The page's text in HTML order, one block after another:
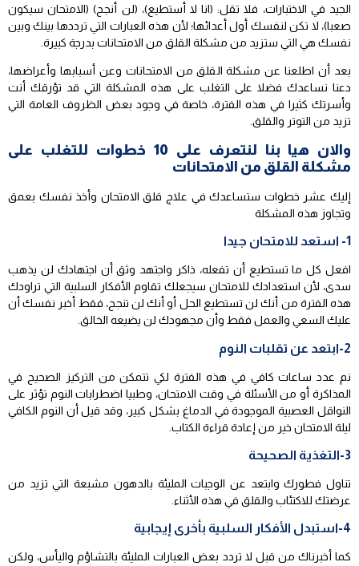
الجيد في الاختبارات، فلا تقل: (انا لا أستطيع)، (لن أنجح) (الامتحان سيكون
صعبا)، لا تكن لنفسك أول أعدائها؛ لأن هذه العبارات التي ترددها بينك وبين
نفسك هي التي ستزيد من مشكلة القلق من الامتحانات بدرجة كبيرة.
بعد أن اطلعنا عن مشكلة القلق من الامتحانات وعن أسبابها وأعراضها،
دعنا نساعدك فضلا على التغلب على هذه المشكلة التي قد تؤرقك أنت
وأسرتك كثيرا في هذه الفترة، خاصة في وجود بعض الظروف العامة التي
تزيد من التوتر والقلق.
والان هيا بنا لنتعرف على 10 خطوات للتغلب على
مشكلة القلق من الامتحانات
إليك عشر خطوات ستساعدك في علاج قلق الامتحان وأخذ نفسك بعمق
وتجاوز هذه المشكلة
1- استعد للامتحان جيدا
افعل كل ما تستطيع أن تفعله، ذاكر واجتهد وثق أن اجتهادك لن يذهب
سدى، لأن استعدادك للامتحان سيجعلك تقاوم الأفكار السلبية التي تراودك
هذه الفترة من أنك لن تستطيع الحل أو أنك لن تنجح، فقط أخبر نفسك أن
عليك السعي والعمل فقط وأن مجهودك لن يضيعه الخالق.
2-ابتعد عن تقلبات النوم
نم عدد ساعات كافي في هذه الفترة لكي تتمكن من التركيز الصحيح في
المذاكرة أو من الأسئلة في وقت الامتحان، وطبيا اضطرابات النوم تؤثر على
النواقل العصبية الموجودة في الدماغ بشكل كبير، وقد قيل أن النوم الكافي
ليلة الامتحان خير من إعادة قراءة الكتاب.
3-التغذية الصحيحة
تناول فطورك وابتعد عن الوجبات المليئة بالدهون مشبعة التي تزيد من
عرضتك للاكتئاب والقلق في هذه الأثناء.
4-استبدل الأفكار السلبية بأخرى إيجابية
كما أخبرناك من قبل لا تردد بعض العبارات المليئة بالتشاؤم واليأس، ولكن